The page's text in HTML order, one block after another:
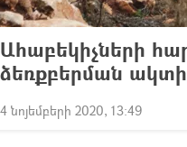
Ահաբեկիչների
ձեռքբերման
4 նոյեմբերի 2020, 13:49